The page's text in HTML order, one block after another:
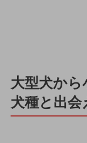
大型犬から
犬種と出会